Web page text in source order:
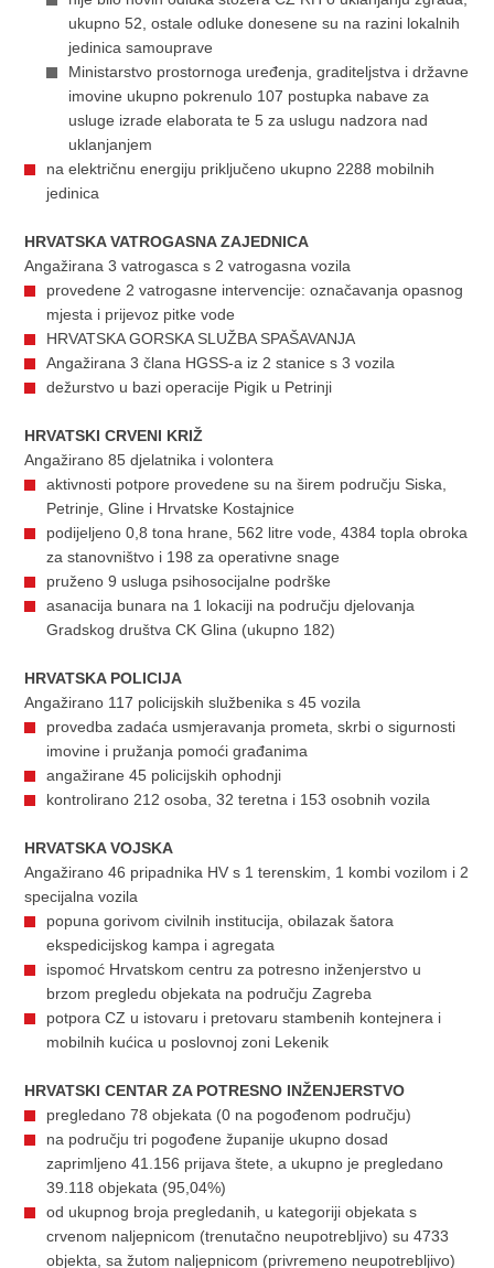
ukupno 52, ostale odluke donesene su na razini lokalnih
jedinica samouprave
Ministarstvo prostornoga uređenja, graditeljstva i državne
imovine ukupno pokrenulo 107 postupka nabave za
usluge izrade elaborata te 5 za uslugu nadzora nad
uklanjanjem
na električnu energiju priključeno ukupno 2288 mobilnih
jedinica
HRVATSKA VATROGASNA ZAJEDNICA
Angažirana 3 vatrogasca s 2 vatrogasna vozila
provedene 2 vatrogasne intervencije: označavanja opasnog
mjesta i prijevoz pitke vode
HRVATSKA GORSKA SLUŽBA SPAŠAVANJA
Angažirana 3 člana HGSS-a iz 2 stanice s 3 vozila
dežurstvo u bazi operacije Pigik u Petrinji
HRVATSKI CRVENI KRIŽ
Angažirano 85 djelatnika i volontera
aktivnosti potpore provedene su na širem području Siska,
Petrinje, Gline i Hrvatske Kostajnice
podijeljeno 0,8 tona hrane, 562 litre vode, 4384 topla obroka
za stanovništvo i 198 za operativne snage
pruženo 9 usluga psihosocijalne podrške
asanacija bunara na 1 lokaciji na području djelovanja
Gradskog društva CK Glina (ukupno 182)
HRVATSKA POLICIJA
Angažirano 117 policijskih službenika s 45 vozila
provedba zadaća usmjeravanja prometa, skrbi o sigurnosti
imovine i pružanja pomoći građanima
angažirane 45 policijskih ophodnji
kontrolirano 212 osoba, 32 teretna i 153 osobnih vozila
HRVATSKA VOJSKA
Angažirano 46 pripadnika HV s 1 terenskim, 1 kombi vozilom i 2
specijalna vozila
popuna gorivom civilnih institucija, obilazak šatora
ekspedicijskog kampa i agregata
ispomoć Hrvatskom centru za potresno inženjerstvo u
brzom pregledu objekata na području Zagreba
potpora CZ u istovaru i pretovaru stambenih kontejnera i
mobilnih kućica u poslovnoj zoni Lekenik
HRVATSKI CENTAR ZA POTRESNO INŽENJERSTVO
pregledano 78 objekata (0 na pogođenom području)
na području tri pogođene županije ukupno dosad
zaprimljeno 41.156 prijava štete, a ukupno je pregledano
39.118 objekata (95,04%)
od ukupnog broja pregledanih, u kategoriji objekata s
crvenom naljepnicom (trenutačno neupotrebljivo) su 4733
objekta, sa žutom naljepnicom (privremeno neupotrebljivo)